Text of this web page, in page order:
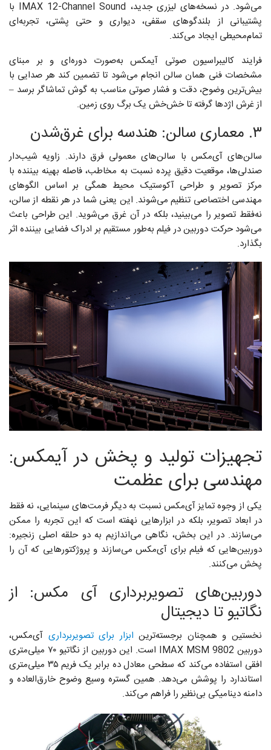
می‌شود. در نسخه‌های لیزری جدید، IMAX 12-Channel Sound با
پشتیبانی از بلندگوهای سقفی، دیواری و حتی پشتی، تجربه‌ای
تمام‌محیطی ایجاد می‌کند.
فرایند کالیبراسیون صوتی آیمکس به‌صورت دوره‌ای و بر مبنای
مشخصات فنی همان سالن انجام می‌شود تا تضمین کند هر صدایی با
بیش‌ترین وضوح، دقت و فشار صوتی مناسب به گوش تماشاگر برسد –
از غرش اژدها گرفته تا خش‌خش یک برگ روی زمین.
۳. معماری سالن: هندسه برای غرق‌شدن
سالن‌های آی‌مکس با سالن‌های معمولی فرق دارند. زاویه شیب‌دار
صندلی‌ها، موقعیت دقیق پرده نسبت به مخاطب، فاصله‌ بهینه‌ بیننده با
مرکز تصویر و طراحی آکوستیک محیط همگی بر اساس الگوهای
مهندسی اختصاصی تنظیم می‌شوند. این یعنی شما در هر نقطه از سالن،
نه‌فقط تصویر را می‌بینید، بلکه در آن غرق می‌شوید. این طراحی باعث
می‌شود حرکت دوربین در فیلم به‌طور مستقیم بر ادراک فضایی بیننده اثر
بگذارد.
تجهیزات تولید و پخش در آیمکس:
مهندسی برای عظمت
یکی از وجوه تمایز آی‌مکس نسبت به دیگر فرمت‌های سینمایی، نه فقط
در ابعاد تصویر، بلکه در ابزارهایی نهفته است که این تجربه را ممکن
می‌سازند. در این بخش، نگاهی می‌اندازیم به دو حلقه اصلی زنجیره:
دوربین‌هایی که فیلم برای آی‌مکس می‌سازند و پروژکتورهایی که آن را
پخش می‌کنند.
دوربین‌های تصویربرداری آی مکس: از
نگاتیو تا دیجیتال
نخستین و همچنان برجسته‌ترین ابزار برای تصویربرداری آی‌مکس،
دوربین IMAX MSM 9802 است. این دوربین از نگاتیو ۷۰ میلی‌متری
افقی استفاده می‌کند که سطحی معادل ده برابر یک فریم ۳۵ میلی‌متری
استاندارد را پوشش می‌دهد. همین گستره وسیع وضوح خارق‌العاده و
دامنه دینامیکی بی‌نظیر را فراهم می‌کند.